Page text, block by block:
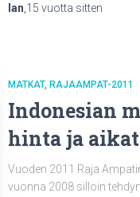
Ian 15 vuotta sitten
MATKAT RAJAAMPAT-2011
Indonesian
hinta ja
Vuoden 2011 Raja
vuonna 2008 silloin